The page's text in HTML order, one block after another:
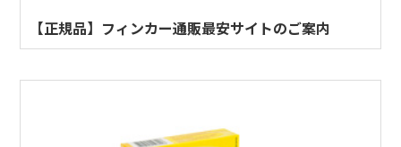
【正規品】フィンカー通販最安サイトのご案内